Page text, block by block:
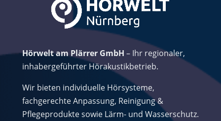
Hörwelt am Plärrer GmbH – Ihr regionaler,
inhabergeführter Hörakustikbetrieb.
Wir bieten individuelle Hörsysteme,
fachgerechte Anpassung, Reinigung &
Pflegeprodukte sowie Lärm- und Wasserschutz.